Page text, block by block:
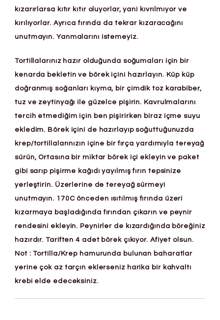
kızarırlarsa kıtır kıtır oluyorlar, yani kıvrılmıyor ve
kırılıyorlar. Ayrıca fırında da tekrar kızaracağını
unutmayın. Yanmalarını istemeyiz.
Tortillalarınız hazır olduğunda soğumaları için bir
kenarda bekletin ve börek içini hazırlayın. Küp küp
doğranmış soğanları kıyma, bir çimdik toz karabiber,
tuz ve zeytinyağı ile güzelce pişirin. Kavrulmalarını
tercih etmediğim için ben pişirirken biraz içme suyu
ekledim. Börek içini de hazırlayıp soğuttuğunuzda
krep/tortillalarınızın içine bir fırça yardımıyla tereyağ
sürün, Ortasına bir miktar börek içi ekleyin ve paket
gibi sarıp pişirme kağıdı yayılmış fırın tepsinize
yerleştirin. Üzerlerine de tereyağ sürmeyi
unutmayın. 170C önceden ısıtılmış fırında üzeri
kızarmaya başladığında fırından çıkarın ve peynir
rendesini ekleyin. Peynirler de kızardığında böreğiniz
hazırdır. Tariften 4 adet börek çıkıyor. Afiyet olsun.
Not : Tortilla/Krep hamurunda bulunan baharatlar
yerine çok az tarçın eklerseniz harika bir kahvaltı
krebi elde edeceksiniz.